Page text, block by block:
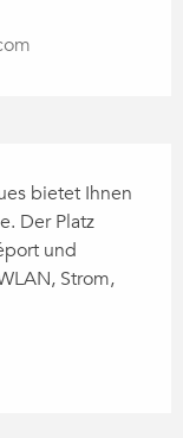
bietet Ihnen
Der Platz
und
Strom,